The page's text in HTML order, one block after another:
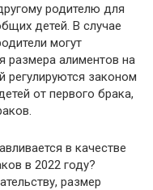
родителю для
детей. В случае
могут
размера алиментов на
регулируются законом
от первого брака,
в качестве
в 2022 году?
размер